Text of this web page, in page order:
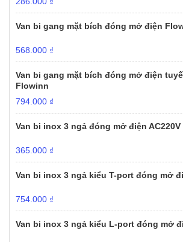
Van bi gang mặt bích đóng mở điện
568.000 ₫
Van bi gang mặt bích đóng mở điện
Flowinn
794.000 ₫
Van bi inox 3 ngả đóng mở điện
365.000 ₫
Van bi inox 3 ngả kiểu T-port đóng mở
754.000 ₫
Van bi inox 3 ngả kiểu L-port đóng mở